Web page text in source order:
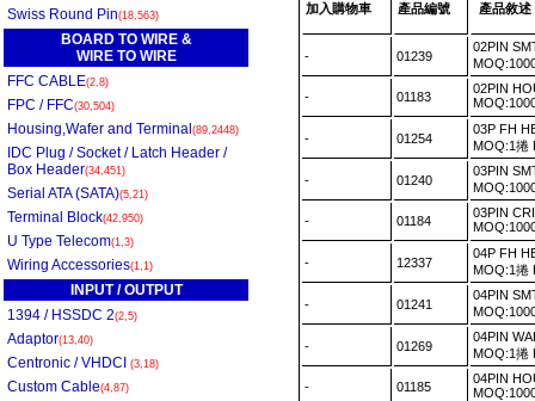
Swiss Round Pin(18,563)
BOARD TO WIRE &
WIRE TO WIRE
FFC CABLE(2,8)
FPC / FFC(30,504)
Housing,Wafer and Terminal (89,2448)
IDC Plug / Socket / Latch Header /
Box Header(34,451)
Serial ATA (SATA)(5,21)
Terminal Block(42,950)
U Type Telecom(1,3)
Wiring Accessories(1,1)
INPUT / OUTPUT
1394 / HSSDC 2(2,5)
Adaptor(13,40)
Centronic / VHDCI (3,18)
Custom Cable(4,87)
加入購物車 產品編號 產品敘述
- 01239
02PIN
- 01183
02PIN
- 01254
03P FH
MOQ:1
- 01240
03PIN
- 01184
03PIN
- 12337
04P FH
MOQ:1
- 01241
04PIN
- 01269
04PIN
MOQ:1
- 01185
04PIN